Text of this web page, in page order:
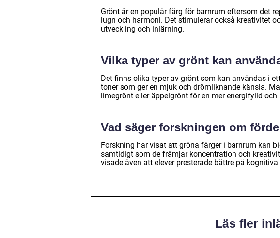
Grönt är en populär färg för barnrum eftersom det
lugn och harmoni. Det stimulerar också kreativitet
utveckling och inlärning.
Vilka typer av grönt kan
Det finns olika typer av grönt som kan användas i
toner som ger en mjuk och drömliknande känsla.
limegrönt eller äppelgrönt för en mer energifylld
Vad säger forskningen om
Forskning har visat att gröna färger i barnrum kan
samtidigt som de främjar koncentration och
visade även att elever presterade bättre på
Läs fler